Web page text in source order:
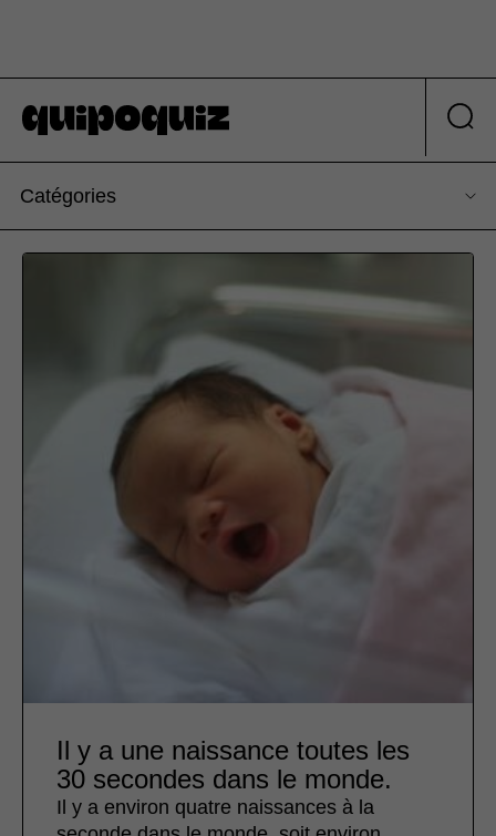
Catégories
Il y a une naissance toutes les
30 secondes dans le monde.
Il y a environ quatre naissances à la